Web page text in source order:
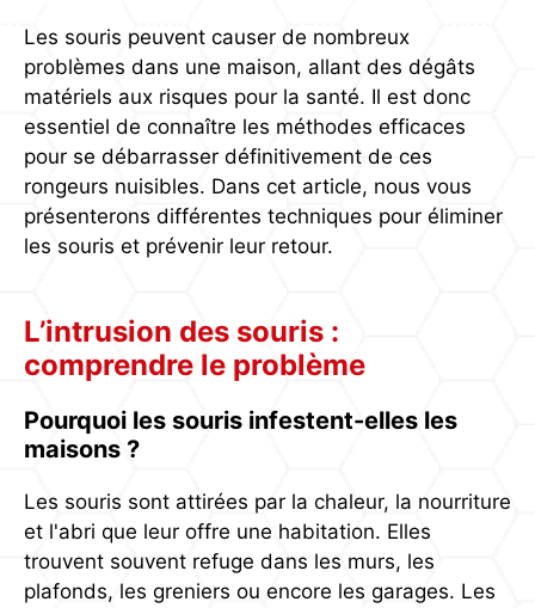
Les souris peuvent causer de nombreux
problèmes dans une maison, allant des dégâts
matériels aux risques pour la santé. Il est donc
essentiel de connaître les méthodes efficaces
pour se débarrasser définitivement de ces
rongeurs nuisibles. Dans cet article, nous vous
présenterons différentes techniques pour éliminer
les souris et prévenir leur retour.
L’intrusion des souris :
comprendre le problème
Pourquoi les souris infestent-elles les
maisons ?
Les souris sont attirées par la chaleur, la nourriture
et l'abri que leur offre une habitation. Elles
trouvent souvent refuge dans les murs, les
plafonds, les greniers ou encore les garages. Les